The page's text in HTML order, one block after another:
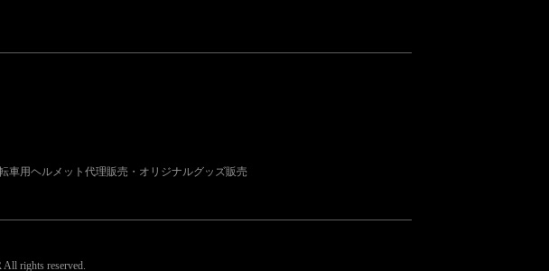
車用ヘルメット代理販売・オリジナルグッズ販売
All rights reserved.